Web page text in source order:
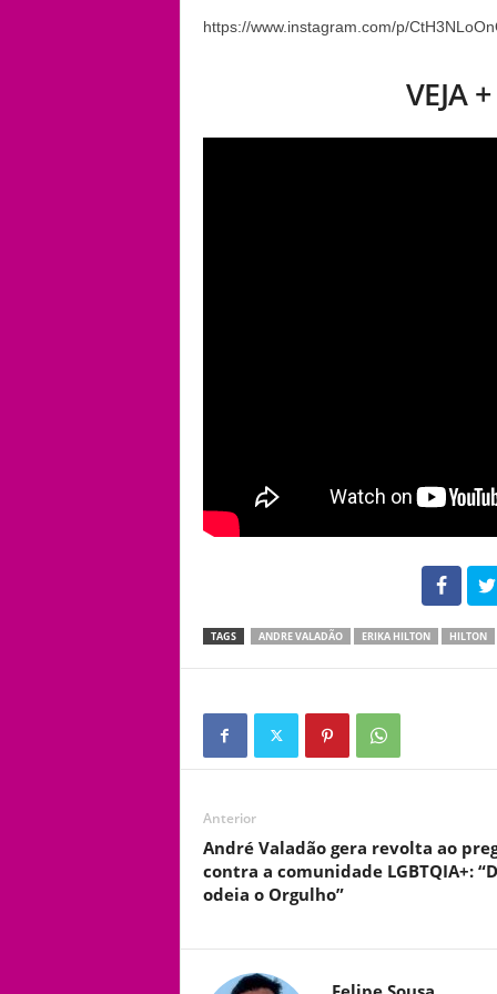
https://www.instagram.com/p/
VEJA
102
TAGS ANDRE VALADÃO ERIKA HILTON HILTON
Anterior
André Valadão gera revolta ao
contra a comunidade LGBTQIA+:
odeia o Orgulho”